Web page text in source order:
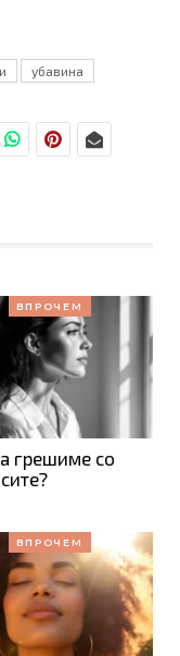
убавина
ВПРОЧЕМ
грешиме со
ВПРОЧЕМ